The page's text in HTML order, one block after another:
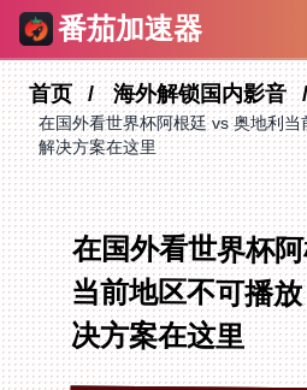
番茄加速器
首页 海外解锁国内影音
在国外看世界杯阿根廷 vs 奥地利
解决方案在这里
在国外看世界杯
当前地区不可播
决方案在这里